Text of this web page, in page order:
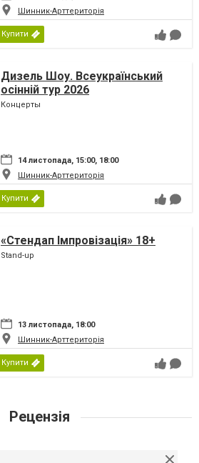
Шинник-Арттериторія
Купити
Дизель Шоу. Всеукраїнський
осінній тур 2026
Концерты
14 листопада, 15:00, 18:00
Шинник-Арттериторія
Купити
«Стендап Імпровізація» 18+
Stand-up
13 листопада, 18:00
Шинник-Арттериторія
Купити
Рецензія